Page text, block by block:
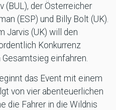
(BUL), der Österreicher
(ESP) und Billy Bolt (UK).
Jarvis (UK) will den
Konkurrenz
einfahren.
das Event mit einem
von vier abenteuerlichen
die Fahrer in die Wildnis